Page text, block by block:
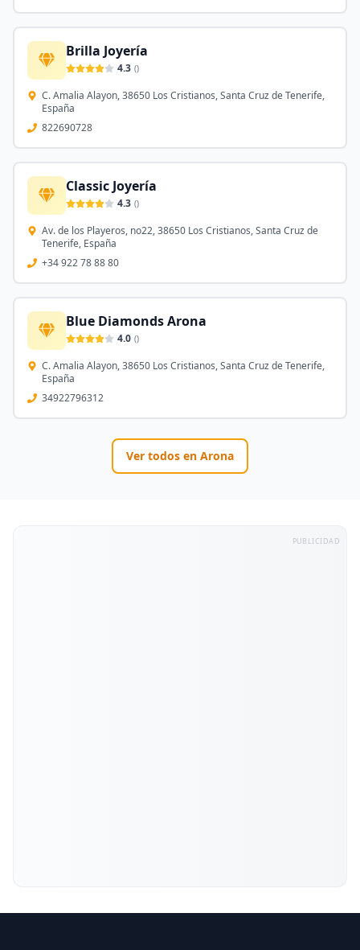
Brilla Joyería
4.3 ()
C. Amalia Alayon, 38650 Los Cristianos, Santa Cruz de Tenerife,
España
822690728
Classic Joyería
4.3 ()
Av. de los Playeros, no22, 38650 Los Cristianos, Santa Cruz de
Tenerife, España
+34 922 78 88 80
Blue Diamonds Arona
4.0 ()
C. Amalia Alayon, 38650 Los Cristianos, Santa Cruz de Tenerife,
España
34922796312
Ver todos en Arona
PUBLICIDAD